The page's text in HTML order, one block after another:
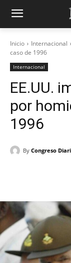
Inicio Internacional
caso de 1996
Internacional
EE.UU.
por
1996
By Congreso